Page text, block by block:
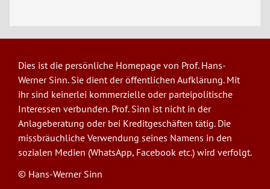
Dies ist die persönliche Homepage von Prof. Hans-
Werner Sinn. Sie dient der öffentlichen Aufklärung. Mit
ihr sind keinerlei kommerzielle oder parteipolitische
Interessen verbunden. Prof. Sinn ist nicht in der
Anlageberatung oder bei Kreditgeschäften tätig. Die
missbräuchliche Verwendung seines Namens in den
sozialen Medien (WhatsApp, Facebook etc.) wird verfolgt.
© Hans-Werner Sinn